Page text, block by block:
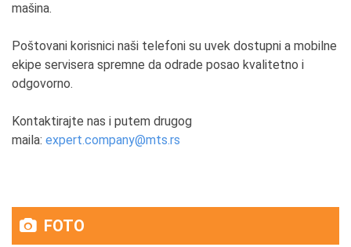
mašina.
Poštovani korisnici naši telefoni su uvek dostupni a mobilne
ekipe servisera spremne da odrade posao kvalitetno i
odgovorno.
Kontaktirajte nas i putem drugog
maila: expert.company@mts.rs
FOTO